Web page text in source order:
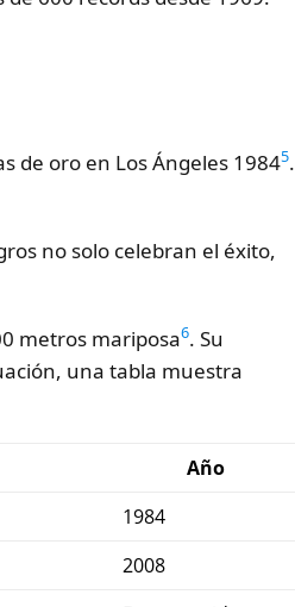
de oro en Los Ángeles 19845.
no solo celebran el éxito,
metros mariposa6. Su
una tabla muestra
Año
1984
2008